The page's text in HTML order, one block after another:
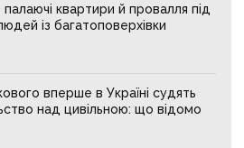
квартири й провалля під
із багатоповерхівки
вперше в Україні судять
над цивільною: що відомо